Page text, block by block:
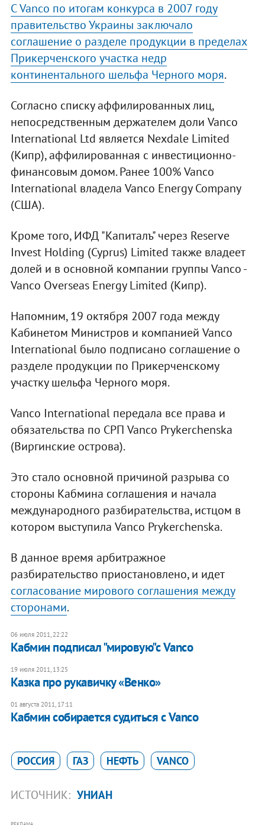
С Vanco по итогам конкурса в 2007 году
правительство Украины заключало
соглашение о разделе продукции в пределах
Прикерченского участка недр
континентального шельфа Черного моря.
Согласно списку аффилированных лиц,
непосредственным держателем доли Vanco
International Ltd является Nexdale Limited
(Кипр), аффилированная с инвестиционно-
финансовым домом. Ранее 100% Vanco
International владела Vanco Energy Company
(США).
Кроме того, ИФД "Капиталъ" через Reserve
Invest Holding (Cyprus) Limited также владеет
долей и в основной компании группы Vanco -
Vanco Overseas Energy Limited (Кипр).
Напомним, 19 октября 2007 года между
Кабинетом Министров и компанией Vanco
International было подписано соглашение о
разделе продукции по Прикерченскому
участку шельфа Черного моря.
Vanco International передала все права и
обязательства по СРП Vanco Prykerchenska
(Виргинские острова).
Это стало основной причиной разрыва со
стороны Кабмина соглашения и начала
международного разбирательства, истцом в
котором выступила Vanco Prykerchenska.
В данное время арбитражное
разбирательство приостановлено, и идет
согласование мирового соглашения между
сторонами.
06 июля 2011, 22:22
Кабмин подписал "мировую"с Vanco
19 июля 2011, 13:25
Казка про рукавичку «Венко»
01 августа 2011, 17:11
Кабмин собирается судиться с Vanco
РОССИЯ ГАЗ НЕФТЬ VANCO
ИСТОЧНИК: УНИАН